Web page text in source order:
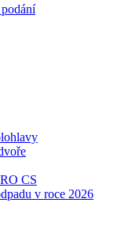
CS
v roce 2026